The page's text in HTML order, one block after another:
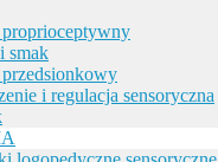
proprioceptywny
smak
przedsionkowy
i regulacja sensoryczna